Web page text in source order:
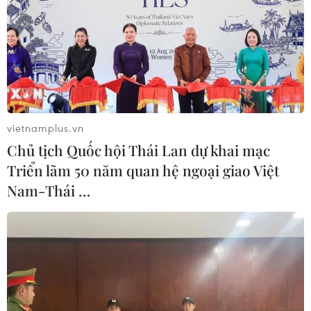
Bác sỹ thực hiện siêu âm ổ bụng cho một bệnh nhân. (Ảnh:
Tại Bệnh viện Hữu nghị Việt Đức, giá khám
chữa bệnh theo yêu cầu của nhiều dịch vụ đã
được điều chỉnh giảm so với trước đây. Theo đó,
giá khám theo yêu cầu, khám chuyên gia chung
vietnamplus.vn
Chủ tịch Quốc hội Thái Lan dự khai mạc
Triển lãm 50 năm quan hệ ngoại giao Việt
Nam-Thái …